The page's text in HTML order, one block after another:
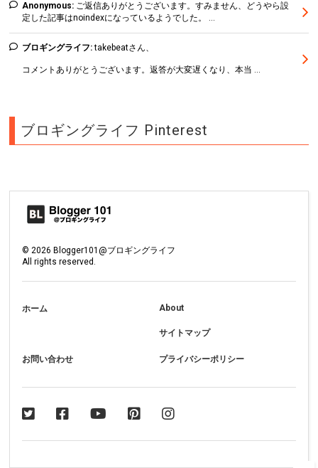
Anonymous: ご返信ありがとうございます。すみません、どうやら設
定した記事はnoindexになっているようでした。 ...
ブロギングライフ:takebeatさん、
コメントありがとうございます。返答が大変遅くなり、本当 ...
ブロギングライフ Pinterest
©2026 Blogger101@ブロギングライフ
All rights reserved.
ホーム About
サイトマップ
お問い合わせ プライバシーポリシー